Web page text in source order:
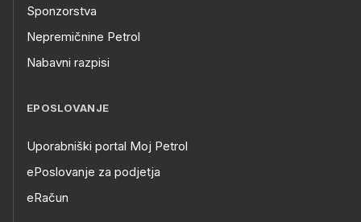
Sponzorstva
Nepremičnine Petrol
Nabavni razpisi
EPOSLOVANJE
Uporabniški portal Moj Petrol
ePoslovanje za podjetja
eRačun